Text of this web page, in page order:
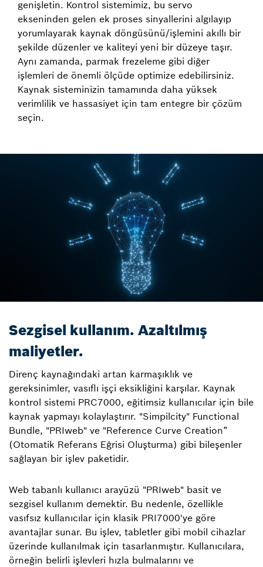
genişletin. Kontrol sistemimiz, bu servo
ekseninden gelen ek proses sinyallerini algılayıp
yorumlayarak kaynak döngüsünü/işlemini akıllı bir
şekilde düzenler ve kaliteyi yeni bir düzeye taşır.
Aynı zamanda, parmak frezeleme gibi diğer
işlemleri de önemli ölçüde optimize edebilirsiniz.
Kaynak sisteminizin tamamında daha yüksek
verimlilik ve hassasiyet için tam entegre bir çözüm
seçin.
Sezgisel kullanım. Azaltılmış
maliyetler.
Direnç kaynağındaki artan karmaşıklık ve
gereksinimler, vasıflı işçi eksikliğini karşılar. Kaynak
kontrol sistemi PRC7000, eğitimsiz kullanıcılar için bile
kaynak yapmayı kolaylaştırır. "Simpilcity" Functional
Bundle, "PRIweb" ve "Reference Curve Creation”
(Otomatik Referans Eğrisi Oluşturma) gibi bileşenler
sağlayan bir işlev paketidir.
Web tabanlı kullanıcı arayüzü "PRIweb" basit ve
sezgisel kullanım demektir. Bu nedenle, özellikle
vasıfsız kullanıcılar için klasik PRI7000'ye göre
avantajlar sunar. Bu işlev, tabletler gibi mobil cihazlar
üzerinde kullanılmak için tasarlanmıştır. Kullanıcılara,
örneğin belirli işlevleri hızla bulmalarını ve